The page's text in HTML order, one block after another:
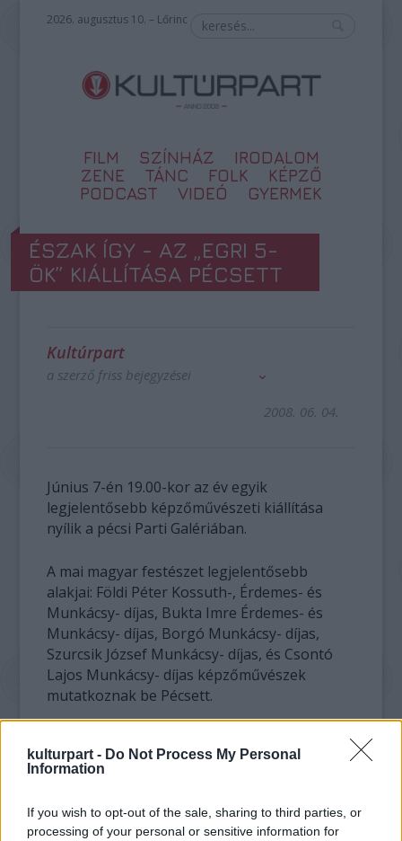
kulturpart - Do Not Process My Personal
Information
If you wish to opt-out of the sale, sharing to third parties, or
processing of your personal or sensitive information for
2026. augusztus 10. – Lőrinc
FILM SZÍNHÁZ
IRODALOM
ZENE
TÁNC FOLK
KÉPZŐ
PODCAST
VIDEÓ GYERMEK
ÉSZAK ÍGY - AZ „EGRI 5-
ÖK” KIÁLLÍTÁSA PÉCSETT
Kultúrpart
a szerző friss bejegyzései
2008. 06. 04.
Június 7-én 19.00-kor az év egyik
legjelentősebb képzőművészeti kiállítása
nyílik a pécsi Parti Galériában.
A mai magyar festészet legjelentősebb
alakjai: Földi Péter Kossuth-, Érdemes- és
Munkácsy- díjas, Bukta Imre Érdemes- és
Munkácsy- díjas, Borgó Munkácsy- díjas,
Szurcsik József Munkácsy- díjas, és Csontó
Lajos Munkácsy- díjas képzőművészek
mutatkoznak be Pécsett.
nagyasszonya, Ilona Keserű Ilona, Kossuth
díjas festőművésznő nyitja meg. A
Európa Kulturális Fővárosa program